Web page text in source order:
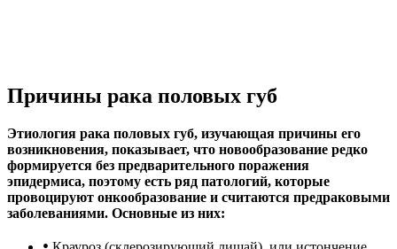
Причины рака половых губ
Этиология рака половых губ, изучающая причины его
возникновения, показывает, что новообразование редко
формируется без предварительного поражения
эпидермиса, поэтому есть ряд патологий, которые
провоцируют онкообразование и считаются предраковыми
заболеваниями. Основные из них: